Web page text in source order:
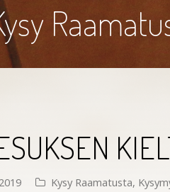
Kysy Raamatusta,